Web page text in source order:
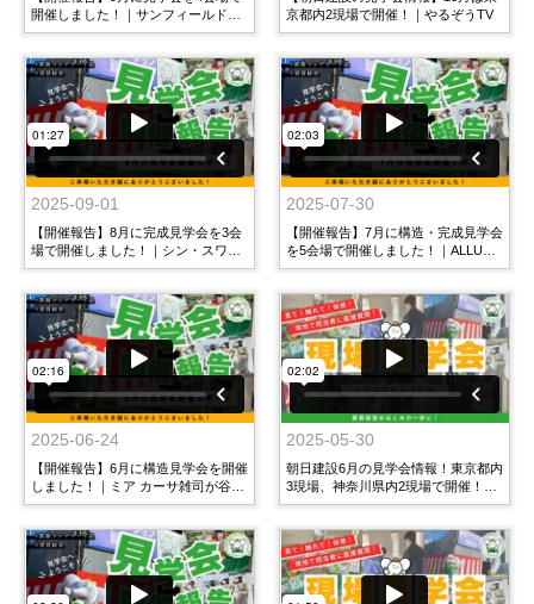
開催しました！｜サンフィールド西
荻窪・アークヒルズ横浜反町・西田
ール)
京都内2現場で開催！｜やるぞうTV
2025-09-01
【開催報告】8月に完成見学会を3会
場で開催しました！｜シン・スワロ
ービル、ALLURE東大井、アルブル
2025-07-30
【開催報告】7月に構造・完成見学会
を5会場で開催しました！｜ALLURE
東大井・西田マンション・Mia casa
GIRASOLE日吉本町
2025-06-24
【開催報告】6月に構造見学会を開催
しました！｜ミア カーサ雑司が谷・
アズーリ元住吉・ジラソーレ日吉本
マンション
2025-05-30
朝日建設6月の見学会情報！東京都内
3現場、神奈川県内2現場で開催！｜
やるぞうTV